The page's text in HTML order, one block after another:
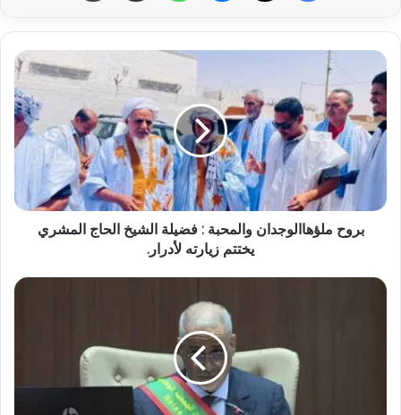
بروح ملؤهاالوجدان والمحبة : فضيلة الشيخ الحاج المشري
يختتم زيارته لأدرار.